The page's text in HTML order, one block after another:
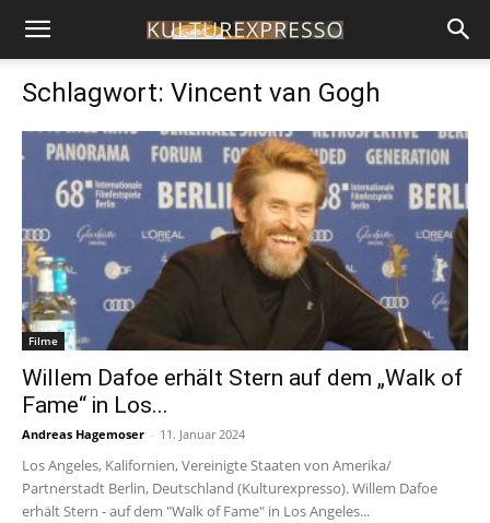
Schlagwort: Vincent van Gogh
Filme
Willem Dafoe erhält Stern auf dem „Walk of
Fame“ in Los...
Andreas Hagemoser - 11. Januar 2024
Los Angeles, Kalifornien, Vereinigte Staaten von Amerika/
Partnerstadt Berlin, Deutschland (Kulturexpresso). Willem Dafoe
erhält Stern - auf dem "Walk of Fame" in Los Angeles...